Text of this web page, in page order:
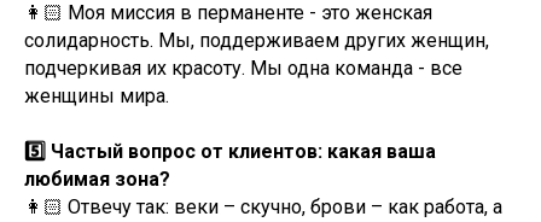
👩🏻 Моя миссия в перманенте - это женская
солидарность. Мы, поддерживаем других женщин,
подчеркивая их красоту. Мы одна команда - все
женщины мира.
5️⃣ Частый вопрос от клиентов: какая ваша
любимая зона?
👩🏻 Отвечу так: веки – скучно, брови – как работа, а